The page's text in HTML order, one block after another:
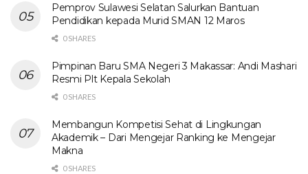
Pemprov Sulawesi Selatan Salurkan Bantuan
Pendidikan kepada Murid SMAN 12 Maros
0 SHARES
Pimpinan Baru SMA Negeri 3 Makassar: Andi Mashari
Resmi Plt Kepala Sekolah
0 SHARES
Membangun Kompetisi Sehat di Lingkungan
Akademik – Dari Mengejar Ranking ke Mengejar
Makna
0 SHARES